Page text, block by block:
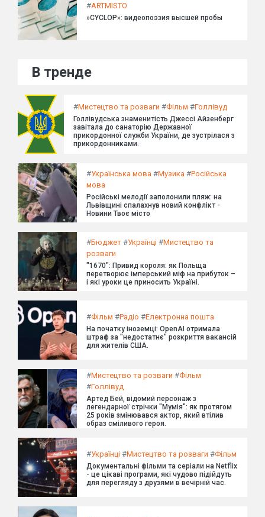
#ARTMISTO
»CYCLOP»: видеопоэзия высшей пробы
В тренде
#Мистецтво та розваги #Фільм #Голлівуд
Голлівудська знаменитість Джессі Айзенберг
завітала до санаторію Державної
прикордонної служби України, де зустрілася з
прикордонниками.
#Українська мова #Музика #Російська
мова
Російські мелодії заполонили пляж: на
Львівщині спалахнув новий конфлікт -
Новини Твоє місто
#Бюджет #Українці #Мистецтво та
розваги
"1670": Привид короля: як Польща
перетворює імперський міф на прибуток –
і які уроки це приносить Україні.
#Фільм #Радіо #Електронна пошта
На початку іноземці: OpenAI отримала
штраф за "недостатнє" розкриття вакансій
для жителів США.
#Мистецтво та розваги #Фільм
#Голлівуд
Артед Бей, відомий персонаж з
легендарної стрічки "Мумія": як протягом
25 років змінювався актор, який втілив
образ сміливого героя.
#Українці #Мистецтво та розваги #Фільм
Документальні фільми та серіали на Netflix
- це цікаві програми, які чудово підійдуть
для перегляду з друзями в вечірній час.